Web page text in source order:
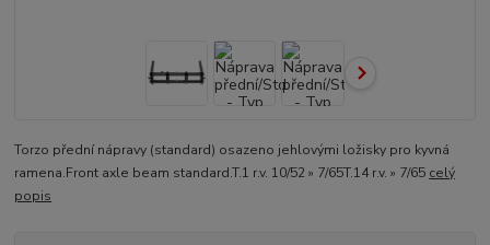
Torzo přední nápravy (standard) osazeno jehlovými ložisky pro kyvná
ramena.Front axle beam standard.T.1 r.v. 10/52 » 7/65T.14 r.v. » 7/65 celý
popis